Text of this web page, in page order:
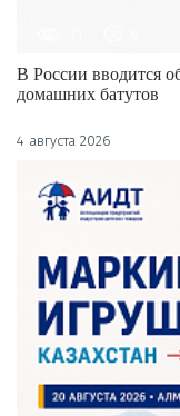
В России вводится
домашних батутов
4 августа 2026